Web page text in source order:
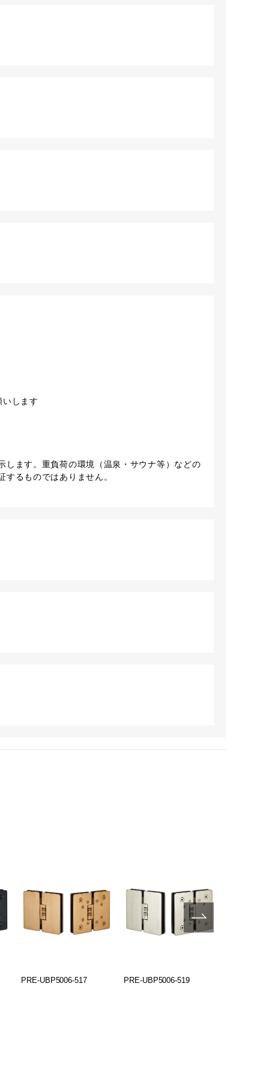
します
します。重負荷の環境（温泉・サウナ等）などの
するものではありません。
PRE-UBP5006-517 PRE-UBP5006-519